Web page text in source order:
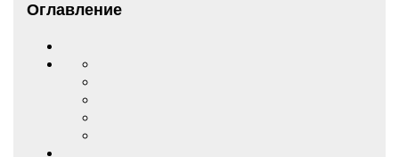
Оглавление